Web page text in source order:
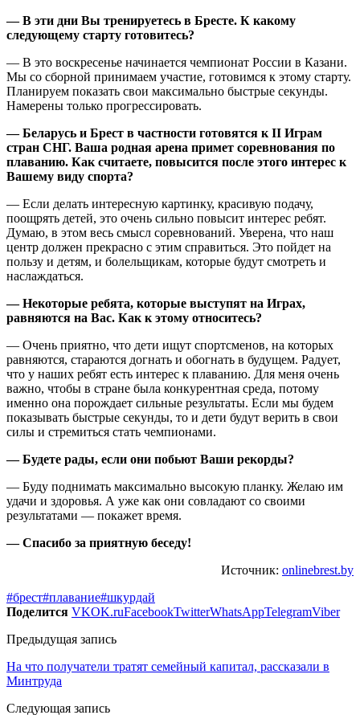
— В эти дни Вы тренируетесь в Бресте. К какому
следующему старту готовитесь?
— В это воскресенье начинается чемпионат России в Казани.
Мы со сборной принимаем участие, готовимся к этому старту.
Планируем показать свои максимально быстрые секунды.
Намерены только прогрессировать.
— Беларусь и Брест в частности готовятся к II Играм
стран СНГ. Ваша родная арена примет соревнования по
плаванию. Как считаете, повысится после этого интерес к
Вашему виду спорта?
— Если делать интересную картинку, красивую подачу,
поощрять детей, это очень сильно повысит интерес ребят.
Думаю, в этом весь смысл соревнований. Уверена, что наш
центр должен прекрасно с этим справиться. Это пойдет на
пользу и детям, и болельщикам, которые будут смотреть и
наслаждаться.
— Некоторые ребята, которые выступят на Играх,
равняются на Вас. Как к этому относитесь?
— Очень приятно, что дети ищут спортсменов, на которых
равняются, стараются догнать и обогнать в будущем. Радует,
что у наших ребят есть интерес к плаванию. Для меня очень
важно, чтобы в стране была конкурентная среда, потому
именно она порождает сильные результаты. Если мы будем
показывать быстрые секунды, то и дети будут верить в свои
силы и стремиться стать чемпионами.
— Будете рады, если они побьют Ваши рекорды?
— Буду поднимать максимально высокую планку. Желаю им
удачи и здоровья. А уже как они совладают со своими
результатами — покажет время.
— Спасибо за приятную беседу!
Источник: onlinebrest.by
#брест#плавание#шкурдай
Поделится VKOK.ruFacebookTwitterWhatsAppTelegramViber
Предыдущая запись
На что получатели тратят семейный капитал, рассказали в
Минтруда
Следующая запись